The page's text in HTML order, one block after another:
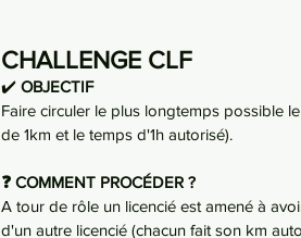
CHALLENGE CLF
✔️ OBJECTIF
Faire circuler le plus longtemps possible
de 1km et le temps d'1h autorisé).
❓ COMMENT PROCÉDER ?
A tour de rôle un licencié est amené à
d'un autre licencié (chacun fait son km